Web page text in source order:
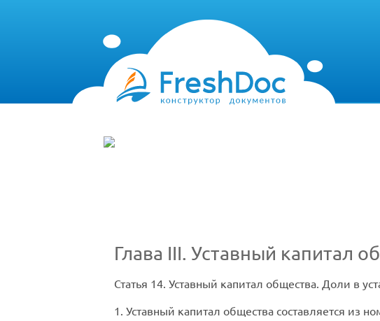
Глава III. Уставный капитал
Статья 14. Уставный капитал общества. Доли в
1. Уставный капитал общества составляется из